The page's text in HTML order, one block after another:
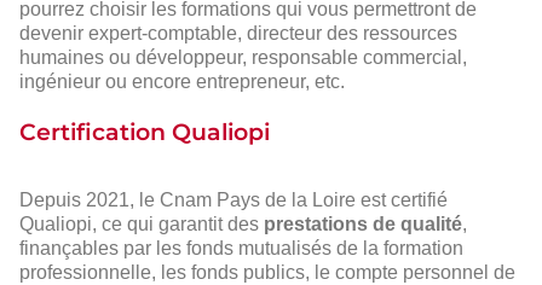
pourrez choisir les formations qui vous permettront de
devenir expert-comptable, directeur des ressources
humaines ou développeur, responsable commercial,
ingénieur ou encore entrepreneur, etc.
Certification Qualiopi
Depuis 2021, le Cnam Pays de la Loire est certifié
Qualiopi, ce qui garantit des prestations de qualité,
finançables par les fonds mutualisés de la formation
professionnelle, les fonds publics, le compte personnel de